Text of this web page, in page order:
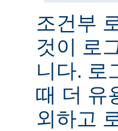
조건부
것이 로
니다. 로
때 더 유
외하고